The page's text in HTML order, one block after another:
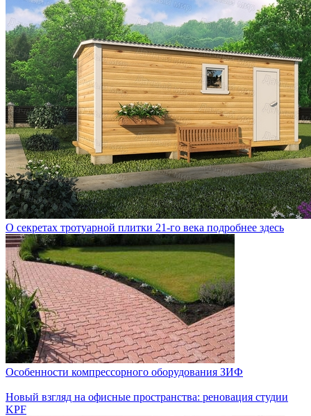
О секретах тротуарной плитки 21-го века подробнее здесь
Особенности компрессорного оборудования ЗИФ
Новый взгляд на офисные пространства: реновация студии
KPF